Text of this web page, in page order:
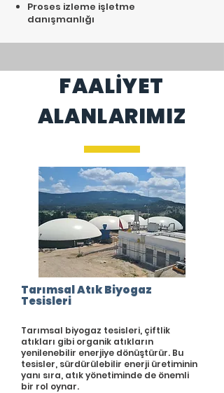
Proses izleme işletme
danışmanlığı
FAALİYET
ALANLARIMIZ
Tarımsal Atık Biyogaz
Tesisleri
Tarımsal biyogaz tesisleri, çiftlik
atıkları gibi organik atıkların
yenilenebilir enerjiye dönüştürür. Bu
tesisler, sürdürülebilir enerji üretiminin
yanı sıra, atık yönetiminde de önemli
bir rol oynar.